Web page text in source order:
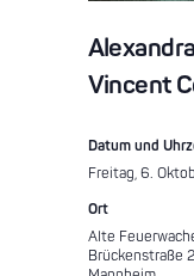
Vincent
Datum und
Freitag, 6.
Ort
Alte
Brückenstraße 2